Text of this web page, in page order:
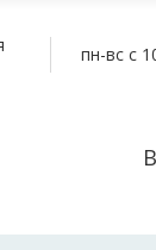
пн-вс c